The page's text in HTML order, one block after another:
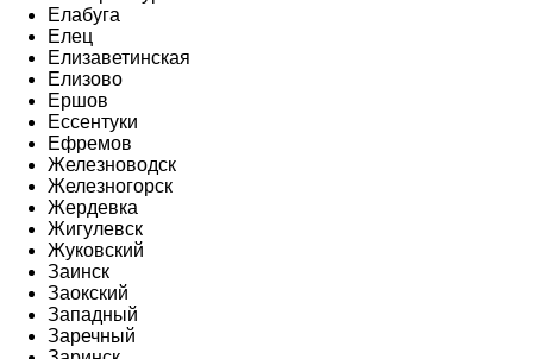
Елабуга
Елец
Елизаветинская
Елизово
Ершов
Ессентуки
Ефремов
Железноводск
Железногорск
Жердевка
Жигулевск
Жуковский
Заинск
Заокский
Западный
Заречный